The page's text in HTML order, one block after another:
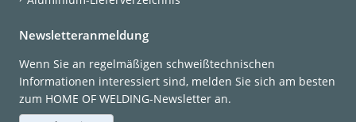
Newsletteranmeldung
Wenn Sie an regelmäßigen schweißtechnischen
Informationen interessiert sind, melden Sie sich am besten
zum HOME OF WELDING-Newsletter an.